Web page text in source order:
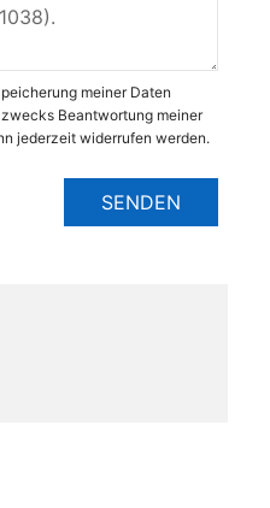
meiner Daten
Beantwortung meiner
jederzeit widerrufen werden.
SENDEN